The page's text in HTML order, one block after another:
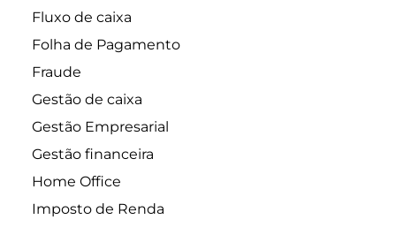
Fluxo de caixa
Folha de Pagamento
Fraude
Gestão de caixa
Gestão Empresarial
Gestão financeira
Home Office
Imposto de Renda